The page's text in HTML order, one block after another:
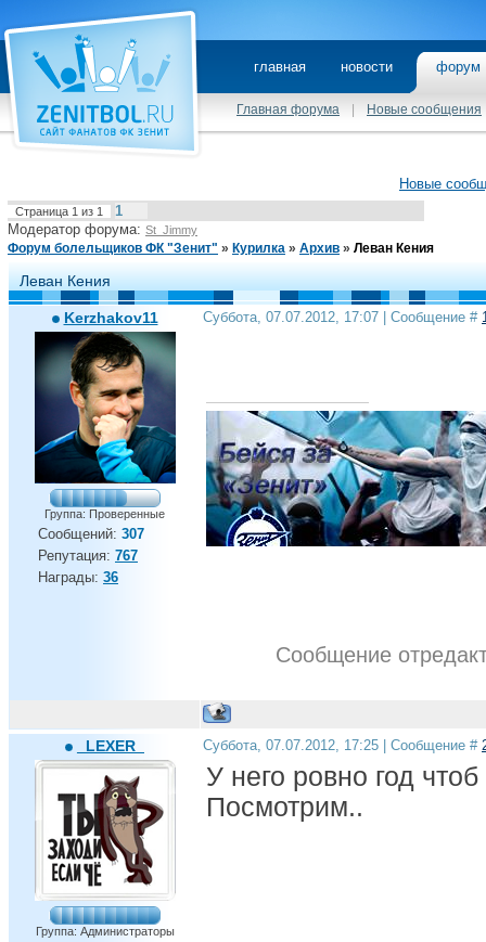
главная новости
Главная форума Новые сообщения
Новые
Страница 1 из 1
1
Модератор форума: St_Jimmy
Форум болельщиков ФК "Зенит" » Курилка » Архив » Леван Кения
Леван Кения
Kerzhakov11
Группа: Проверенные
Сообщений: 307
Репутация: 767
Награды: 36
Суббота, 07.07.2012, 17:07 | Сообщение #
Сообщение
_LEXER_
Группа: Администраторы
Суббота, 07.07.2012, 17:25 | Сообщение #
У него ровно год
Посмотрим..